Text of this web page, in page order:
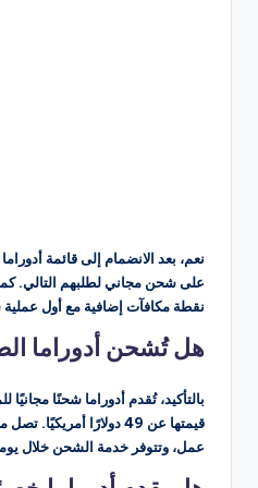
نعم، بعد الانضمام إلى قائمة
نقطة مكافآت إضافية مع أول
هل تُشحن أدوراما
بالتأكيد، تُقدم أدوراما شحنًا
عمل، وتتوفر خدمة الشحن خلال